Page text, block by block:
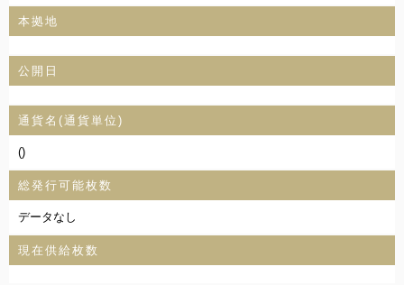
本拠地
公開日
通貨名(通貨単位)
()
総発行可能枚数
データなし
現在供給枚数